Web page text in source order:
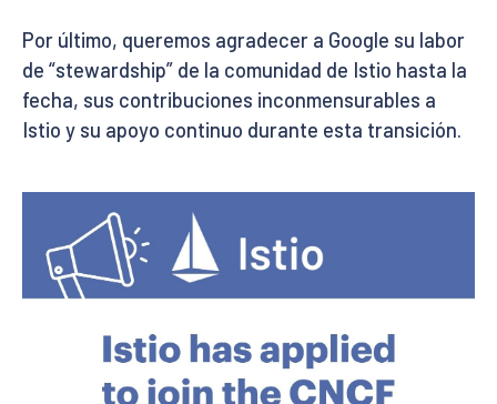
Por último, queremos agradecer a Google su labor
de “stewardship” de la comunidad de Istio hasta la
fecha, sus contribuciones inconmensurables a
Istio y su apoyo continuo durante esta transición.